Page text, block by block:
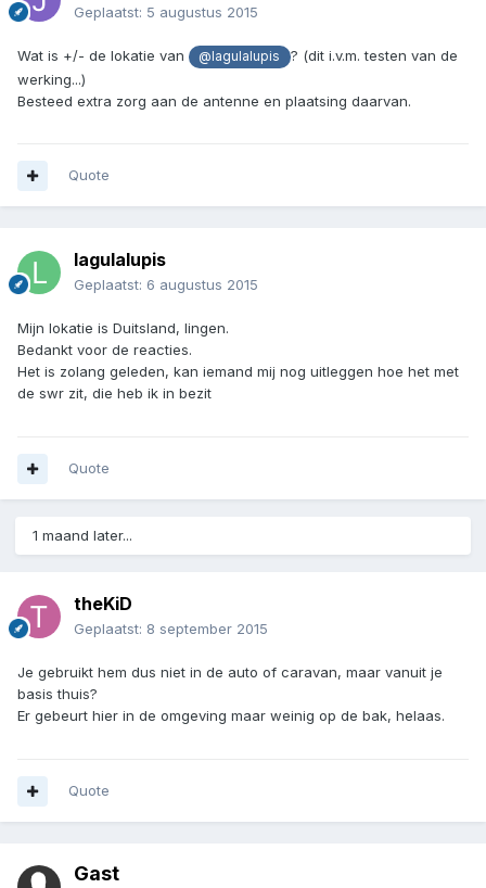
Geplaatst: 5 augustus 2015
Wat is +/- de lokatie van @lagulalupis
? (dit i.v.m. testen van de
werking...)
Besteed extra zorg aan de antenne en plaatsing daarvan.
Quote
lagulalupis
Geplaatst: 6 augustus 2015
Mijn lokatie is Duitsland, lingen.
Bedankt voor de reacties.
Het is zolang geleden, kan iemand mij nog uitleggen hoe het met
de swr zit, die heb ik in bezit
Quote
1 maand later...
theKiD
Geplaatst: 8 september 2015
Je gebruikt hem dus niet in de auto of caravan, maar vanuit je
basis thuis?
Er gebeurt hier in de omgeving maar weinig op de bak, helaas.
Quote
Gast